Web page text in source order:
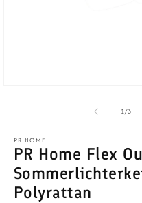
1/von
3
PR HOME
PR Home Flex
Polyrattan